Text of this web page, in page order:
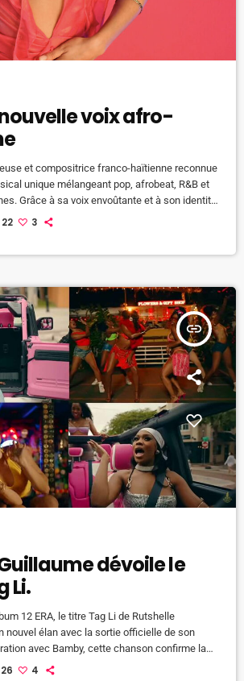
voix afro-
et compositrice franco-haïtienne reconnue
unique mélangeant pop, afrobeat, R&B et
Grâce à sa voix envoûtante et à son identité
aujourd’hui comme l’une des artistes
22 3
insert_link
dévoile le
Li.
12 ERA, le titre Tag Li de Rutshelle
nouvel élan avec la sortie officielle de son
avec Bamby, cette chanson confirme la
figures majeures de la scène caribéenne. Le
26 4